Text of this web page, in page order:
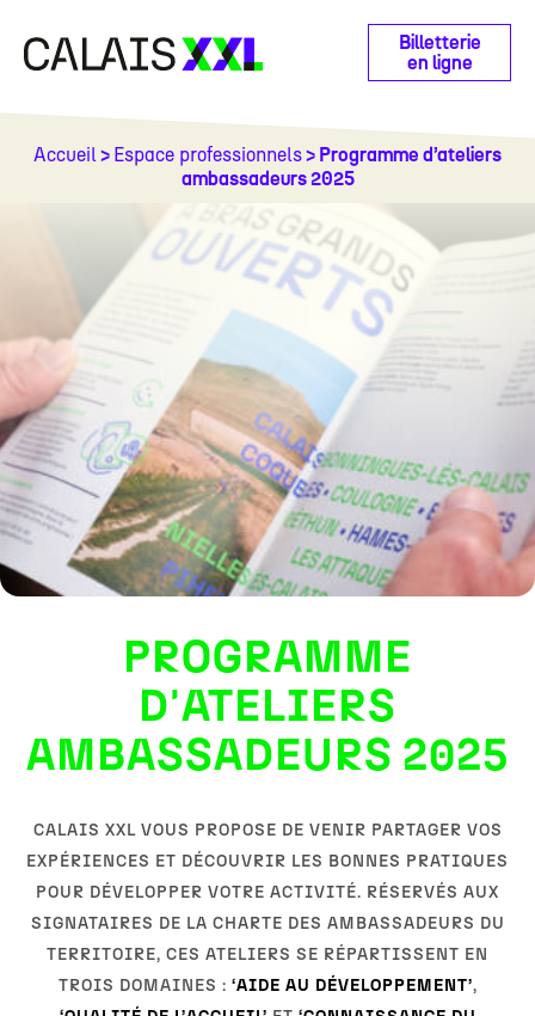
Billetterie
en ligne
PROGRAMME
D'ATELIERS
AMBASSADEURS 2025
CALAIS XXL VOUS PROPOSE DE VENIR PARTAGER VOS
EXPÉRIENCES ET DÉCOUVRIR LES BONNES PRATIQUES
POUR DÉVELOPPER VOTRE ACTIVITÉ. RÉSERVÉS AUX
SIGNATAIRES DE LA CHARTE DES AMBASSADEURS DU
TERRITOIRE, CES ATELIERS SE RÉPARTISSENT EN
TROIS DOMAINES : ‘AIDE AU DÉVELOPPEMENT’,
Accueil> Espace professionnels> Programme d’ateliers
ambassadeurs 2025